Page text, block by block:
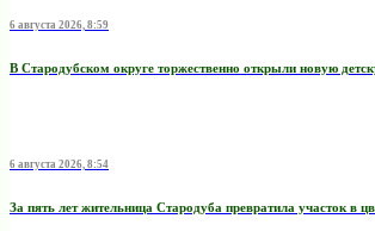
6 августа 2026, 8:59
В Стародубском округе торжественно открыли новую
6 августа 2026, 8:54
За пять лет жительница Стародуба превратила участок в